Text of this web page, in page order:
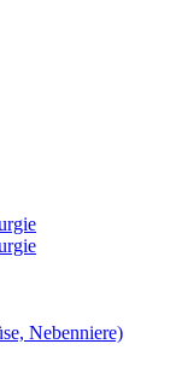
Nebenniere)